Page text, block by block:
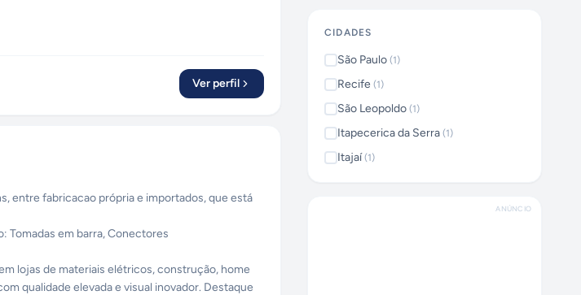
Ver perfil
entre fabricacao própria e importados, que está
Tomadas em barra,Conectores
qualidade elevada e visual inovador. Destaque
lojas de materiais elétricos, construção, home
CIDADES
São Paulo (1)
Recife (1)
São Leopoldo (1)
Itapecerica da Serra (1)
Itajaí (1)
ANÚNCIO